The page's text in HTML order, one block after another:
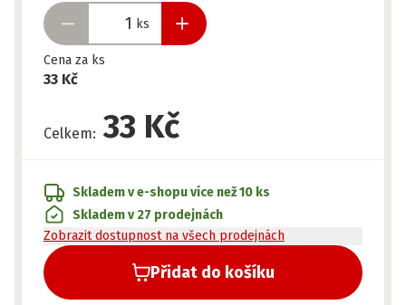
ks
Cena za ks
33 Kč
Celkem: 33 Kč
Přidat do košíku
Skladem v e-shopuvíce než 10 ks
Skladem v 27 prodejnách
Zobrazit dostupnost na všech prodejnách